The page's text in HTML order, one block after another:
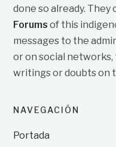
done so already.
Forums of this
messages to the
or on social
writings or doubts on
NAVEGACIÓN
Portada